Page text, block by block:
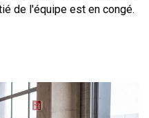
de l'équipe est en congé.